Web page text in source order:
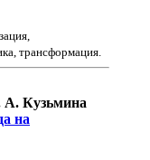
трансформация.
А. Кузьмина
на